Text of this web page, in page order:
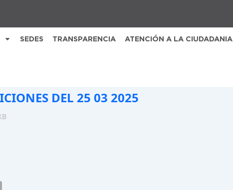
SEDES TRANSPARENCIA ATENCIÓN A LA CIUDADANIA
DEL 25 03 2025